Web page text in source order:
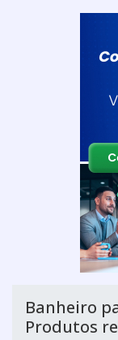
Banheiro
Produtos